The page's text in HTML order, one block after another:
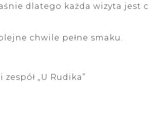
dlatego każda wizyta jest
chwile pełne smaku.
„U Rudika”